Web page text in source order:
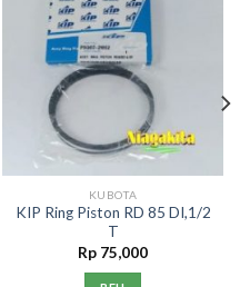
KUBOTA
KIP Ring Piston RD 85 DI,1/2
T
Rp 75,000